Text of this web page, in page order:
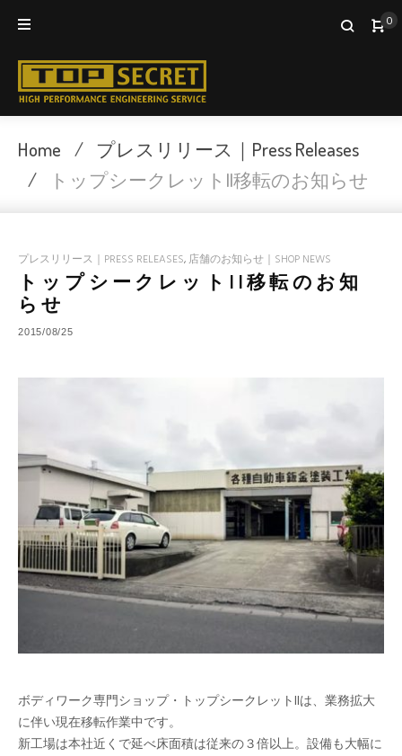
0
Home / プレスリリース｜Press Releases
/
トップシークレットII移転のお知らせ
プレスリリース｜PRESS RELEASES,店舗のお知らせ｜SHOP NEWS
トップシークレットII移転のお知
らせ
2015/08/25
ボディワーク専門ショップ・トップシークレットIIは、業務拡大
に伴い現在移転作業中です。
新工場は本社近くで延べ床面積は従来の３倍以上。設備も大幅に